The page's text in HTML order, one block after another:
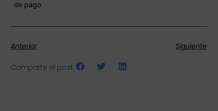
de pago.
Anterior Siguiente
Comparte el post: